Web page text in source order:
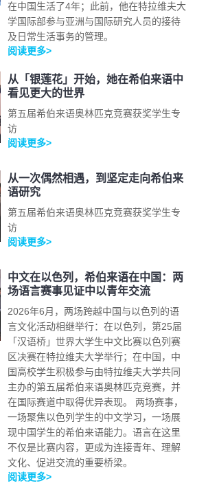
在中国生活了4年；此前，他在特拉维夫大
学国际部参与亚洲与国际研究人员的接待
及日常生活事务的管理。
阅读更多>
从「银莲花」开始，她在希伯来语中
看见更大的世界
第五届希伯来语奥林匹克竞赛获奖学生专
访
阅读更多>
从一次偶然相遇，到坚定走向希伯来
语研究
第五届希伯来语奥林匹克竞赛获奖学生专
访
阅读更多>
中文在以色列，希伯来语在中国：两
场语言赛事见证中以青年交流
2026年6月，两场跨越中国与以色列的语
言文化活动相继举行：在以色列，第25届
「汉语桥」世界大学生中文比赛以色列赛
区决赛在特拉维夫大学举行；在中国，中
国高校学生积极参与由特拉维夫大学共同
主办的第五届希伯来语奥林匹克竞赛，并
在国际赛道中取得优异表现。 两场赛事，
一场聚焦以色列学生的中文学习，一场展
现中国学生的希伯来语能力。语言在这里
不仅是比赛内容，更成为连接青年、理解
文化、促进交流的重要桥梁。
阅读更多>